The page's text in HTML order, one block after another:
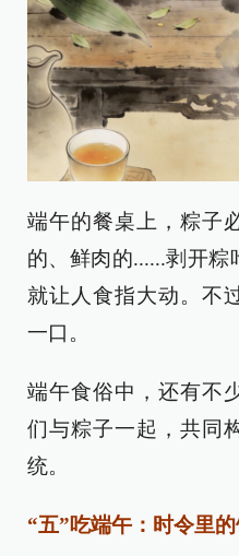
端午的餐桌上，粽子
的、鲜肉的......剥开
就让人食指大动。不
一口。
端午食俗中，还有不
们与粽子一起，共同
统。
“五”吃端午：时令里